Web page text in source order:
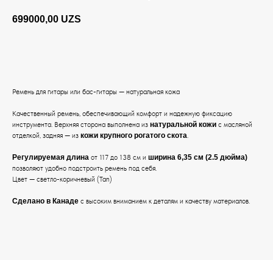
699000,00 UZS
Ремень для гитары или бас-гитары — натуральная кожа
Качественный ремень, обеспечивающий комфорт и надежную фиксацию
инструмента. Верхняя сторона выполнена из натуральной кожи с масляной
отделкой, задняя — из кожи крупного рогатого скота.
Регулируемая длина от 117 до 138 см и ширина 6,35 см (2.5 дюйма)
позволяют удобно подстроить ремень под себя.
Цвет — светло-коричневый (Tan)
Сделано в Канаде с высоким вниманием к деталям и качеству материалов.